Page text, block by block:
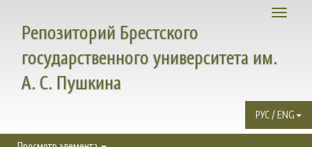
Toggle
Репозиторий Брестского
государственного университета им.
А. С. Пушкина
РУС / ENG